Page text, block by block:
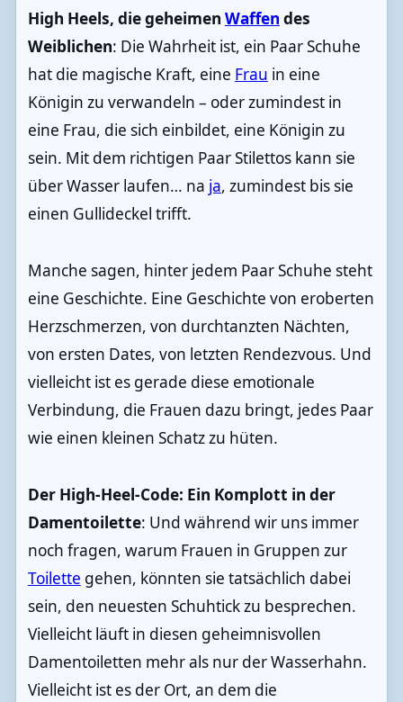
High Heels, die geheimen Waffen des
Weiblichen: Die Wahrheit ist, ein Paar Schuhe
hat die magische Kraft, eine Frau in eine
Königin zu verwandeln – oder zumindest in
eine Frau, die sich einbildet, eine Königin zu
sein. Mit dem richtigen Paar Stilettos kann sie
über Wasser laufen… na ja, zumindest bis sie
einen Gullideckel trifft.
Manche sagen, hinter jedem Paar Schuhe steht
eine Geschichte. Eine Geschichte von eroberten
Herzschmerzen, von durchtanzten Nächten,
von ersten Dates, von letzten Rendezvous. Und
vielleicht ist es gerade diese emotionale
Verbindung, die Frauen dazu bringt, jedes Paar
wie einen kleinen Schatz zu hüten.
Der High-Heel-Code: Ein Komplott in der
Damentoilette: Und während wir uns immer
noch fragen, warum Frauen in Gruppen zur
Toilette gehen, könnten sie tatsächlich dabei
sein, den neuesten Schuhtick zu besprechen.
Vielleicht läuft in diesen geheimnisvollen
Damentoiletten mehr als nur der Wasserhahn.
Vielleicht ist es der Ort, an dem die